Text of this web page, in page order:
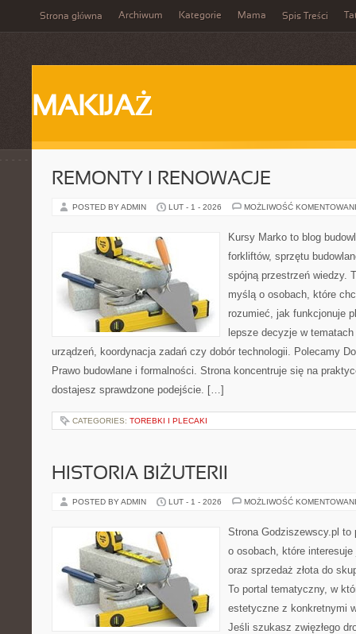
Strona główna Archiwum Kategorie Mama Spis Treści
MAKIJAŻ
REMONTY I RENOWACJE
POSTED BY ADMIN LUT - 1 - 2026 MOŻLIWOŚĆ
Kursy Marko to blog
forkliftów, sprzętu
spójną przestrzeń wiedzy.
myślą o osobach, które
rozumieć, jak funkcjonuje
lepsze decyzje w
urządzeń, koordynacja zadań czy dobór technologii. Polecamy
Prawo budowlane i formalności. Strona koncentruje się na
dostajesz sprawdzone podejście. […]
CATEGORIES: TOREBKI I PLECAKI
HISTORIA BIŻUTERII
POSTED BY ADMIN LUT - 1 - 2026 MOŻLIWOŚĆ
Strona Godziszewscy.pl
o osobach, które
oraz sprzedaż złota do
To portal tematyczny, w
estetyczne z konkretnymi
Jeśli szukasz zwięzłego